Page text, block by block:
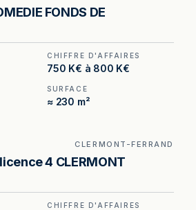
de la Comédie.
FONDS DE
CHIFFRE D'AFFAIRES
750 K€ à 800 K€
SURFACE
≈ 230 m²
petite restauration à vendre
au prix de 280 800 €.
charge de l'acquéreur : 20 800
CLERMONT-FERRAND
4 CLERMONT
CHIFFRE D'AFFAIRES